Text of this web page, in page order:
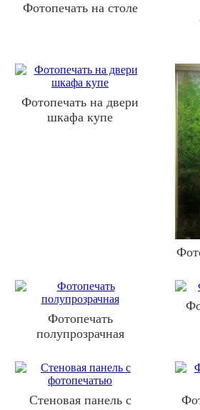
Фотопечать на столе
Фотопечать на двери
шкафа купе
Фотопечать
полупрозрачная
Стеновая панель с